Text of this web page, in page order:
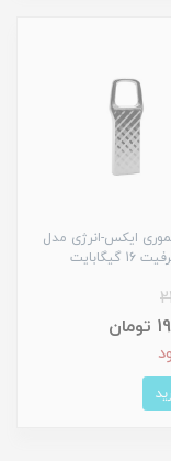
ایکس-انرژی مدل